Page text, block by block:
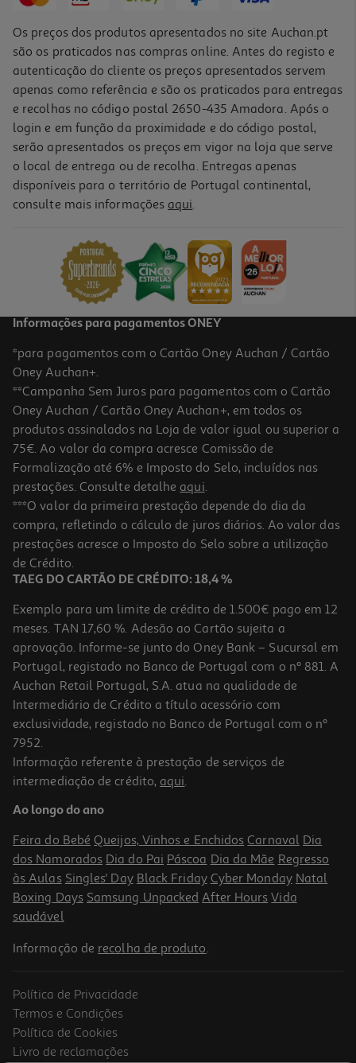
4.9
Ferro Com Caldeira Braun Carestyle 5 Is 5249 2 L Preto 7.5 Bar
199,99 €
4.9
Ferro Com Caldeira Rowenta Eco Steam Pro Dg9621f0 7.8 Bar
259.99 €/un
259,99 €
Ferro Com Caldeira Rowenta Force Pro 500 Vr9031f0 7.5 Bar
199.99 €/un
199,99 €
Os preços dos produtos apresentados no site Auchan.pt
são os praticados nas compras online. Antes do registo e
autenticação do cliente os preços apresentados servem
apenas como referência e são os praticados para entregas
e recolhas no código postal 2650-435 Amadora. Após o
login e em função da proximidade e do código postal,
serão apresentados os preços em vigor na loja que serve
o local de entrega ou de recolha. Entregas apenas
disponíveis para o território de Portugal continental,
consulte mais informações aqui.
Informações para pagamentos ONEY
*para pagamentos com o Cartão Oney Auchan / Cartão
Oney Auchan+.
**Campanha Sem Juros para pagamentos com o Cartão
Oney Auchan / Cartão Oney Auchan+, em todos os
produtos assinalados na Loja de valor igual ou superior a
75€. Ao valor da compra acresce Comissão de
Formalização até 6% e Imposto do Selo, incluídos nas
prestações. Consulte detalhe aqui.
***O valor da primeira prestação depende do dia da
compra, refletindo o cálculo de juros diários. Ao valor das
prestações acresce o Imposto do Selo sobre a utilização
de Crédito.
TAEG DO CARTÃO DE CRÉDITO: 18,4 %
Exemplo para um limite de crédito de 1.500€ pago em 12
meses. TAN 17,60 %. Adesão ao Cartão sujeita a
aprovação. Informe-se junto do Oney Bank – Sucursal em
Portugal, registado no Banco de Portugal com o nº 881. A
Auchan Retail Portugal, S.A. atua na qualidade de
Intermediário de Crédito a título acessório com
exclusividade, registado no Banco de Portugal com o nº
7952.
Informação referente à prestação de serviços de
intermediação de crédito, aqui.
Ao longo do ano
Feira do Bebé Queijos, Vinhos e Enchidos Carnaval Dia
dos Namorados Dia do Pai Páscoa Dia da Mãe Regresso
às Aulas Singles' Day Black Friday Cyber Monday Natal
Boxing Days Samsung Unpacked After Hours Vida
saudável
Informação de recolha de produto.
Política de Privacidade
Termos e Condições
Política de Cookies
Livro de reclamações